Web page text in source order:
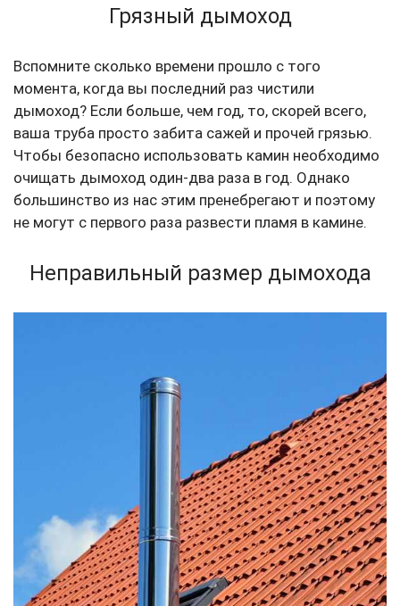
Грязный дымоход
Вспомните сколько времени прошло с того
момента, когда вы последний раз чистили
дымоход? Если больше, чем год, то, скорей всего,
ваша труба просто забита сажей и прочей грязью.
Чтобы безопасно использовать камин необходимо
очищать дымоход один-два раза в год. Однако
большинство из нас этим пренебрегают и поэтому
не могут с первого раза развести пламя в камине.
Неправильный размер дымохода